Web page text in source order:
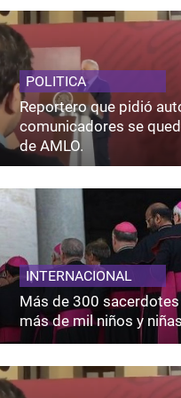
POLITICA
Reportero que pidió
comunicadores se
de AMLO.
INTERNACIONAL
Más de 300
más de mil niños y